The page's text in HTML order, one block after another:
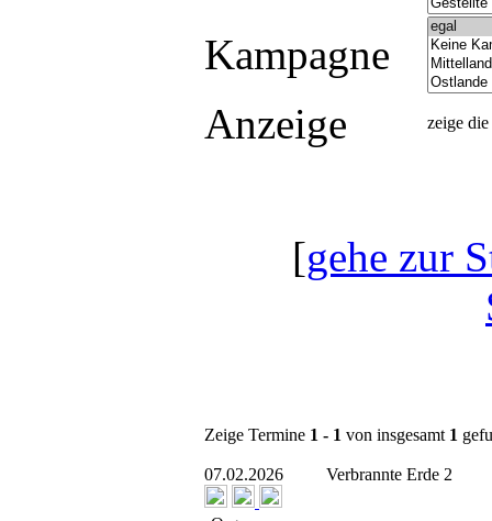
Kampagne
Anzeige
zeige
[gehe zur
Zeige Termine 1 - 1 von insgesamt 1
07.02.2026 Verbrannte Erde 2